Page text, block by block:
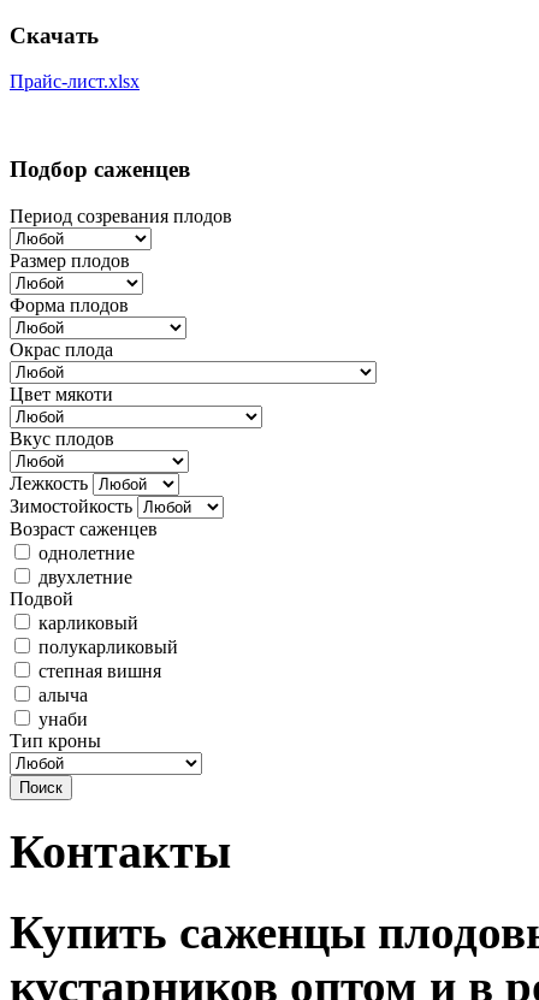
Скачать
Прайс-лист.xlsx
Подбор саженцев
Период созревания плодов
Размер плодов
Форма плодов
Окрас плода
Цвет мякоти
Вкус плодов
Лежкость
Зимостойкость
Возраст саженцев
однолетние
двухлетние
Подвой
карликовый
полукарликовый
степная вишня
алыча
унаби
Тип кроны
Контакты
Купить саженцы
кустарников оптом и в